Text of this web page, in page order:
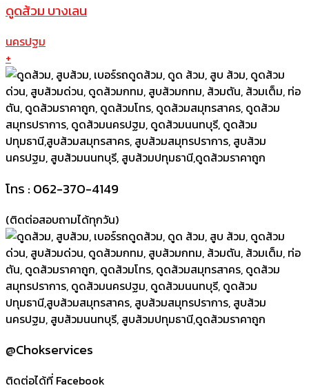
ดูดส้วม บางเลน
นครปฐม
+
โทร : 062-370-4149
(ติดต่อสอบถามได้ทุกวัน)
@Chokservices
ติดต่อได้ที่ Facebook